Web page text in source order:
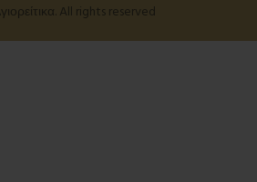
All rights reserved